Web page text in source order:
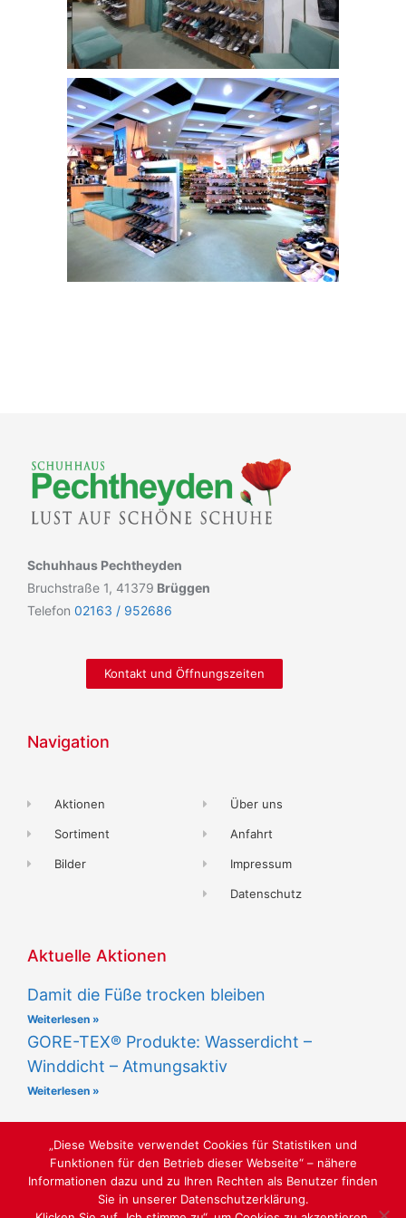
Schuhhaus Pechtheyden
Bruchstraße 1, 41379 Brüggen
Telefon 02163 / 952686
Kontakt und Öffnungszeiten
Navigation
Aktionen
Sortiment
Bilder
Über uns
Anfahrt
Impressum
Datenschutz
Aktuelle Aktionen
Damit die Füße trocken bleiben
Weiterlesen »
GORE-TEX® Produkte: Wasserdicht –
Winddicht – Atmungsaktiv
Weiterlesen »
SCHUHGESCHÄFT "LUST AUF SCHÖNE SCHUHE"
„Diese Website verwendet Cookies für Statistiken und
Funktionen für den Betrieb dieser Webseite“ – nähere
Informationen dazu und zu Ihren Rechten als Benutzer finden
Sie in unserer Datenschutzerklärung.